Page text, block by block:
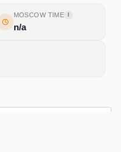
MOSCOW TIME
n/a